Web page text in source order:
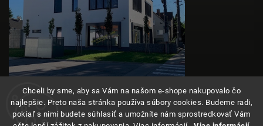
Chceli by sme, aby sa Vám na našom e-shope nakupovalo čo
najlepšie. Preto naša stránka používa súbory cookies. Budeme radi,
pokiaľ s nimi budete súhlasiť a umožníte nám sprostredkovať Vám